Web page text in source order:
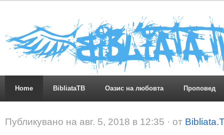
Home BibliataTB Оазис на любовта Проповед
Публикувано на авг. 5, 2018 в 12:35 · от